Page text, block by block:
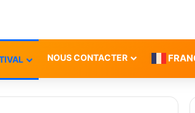
NOUS CONTACTER